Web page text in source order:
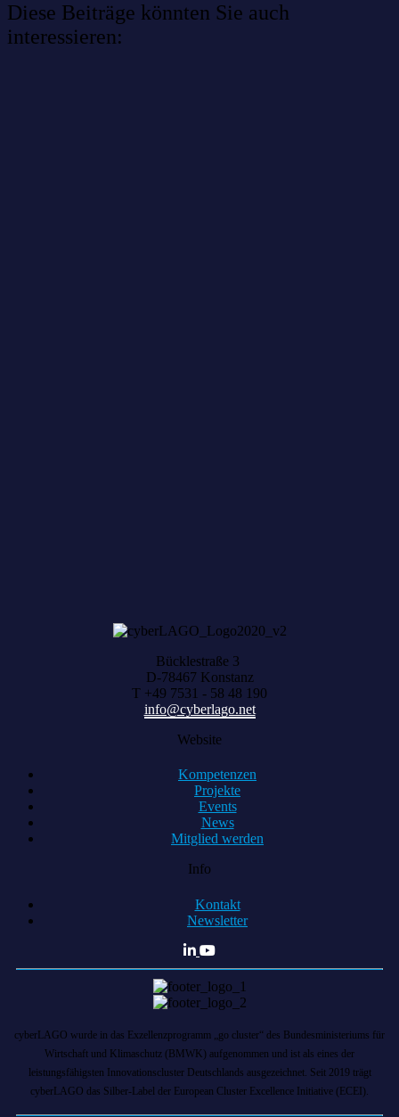
Diese Beiträge könnten Sie auch
interessieren:
Bücklestraße 3
D-78467 Konstanz
T +49 7531 - 58 48 190
info@cyberlago.net
Website
Kompetenzen
Projekte
Events
News
Mitglied werden
Info
Kontakt
Newsletter
cyberLAGO wurde in das Exzellenzprogramm „go cluster“ des Bundesministeriums für
Wirtschaft und Klimaschutz (BMWK) aufgenommen und ist als eines der
leistungsfähigsten Innovationscluster Deutschlands ausgezeichnet. Seit 2019 trägt
cyberLAGO das Silber-Label der European Cluster Excellence Initiative (ECEI).